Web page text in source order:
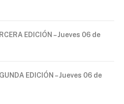
EDICIÓN – Jueves 06 de
EDICIÓN – Jueves 06 de